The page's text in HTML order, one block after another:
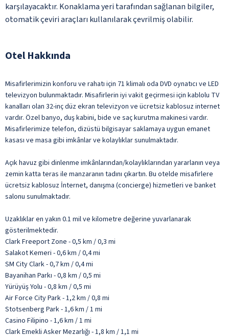
karşılayacaktır. Konaklama yeri tarafından sağlanan bilgiler,
otomatik çeviri araçları kullanılarak çevrilmiş olabilir.
Otel Hakkında
Misafirlerimizin konforu ve rahatı için 71 klimalı oda DVD oynatıcı ve LED
televizyon bulunmaktadır. Misafirlerin iyi vakit geçirmesi için kablolu TV
kanalları olan 32-inç düz ekran televizyon ve ücretsiz kablosuz internet
vardır. Özel banyo, duş kabini, bide ve saç kurutma makinesi vardır.
Misafirlerimize telefon, dizüstü bilgisayar saklamaya uygun emanet
kasası ve masa gibi imkânlar ve kolaylıklar sunulmaktadır.
Açık havuz gibi dinlenme imkânlarından/kolaylıklarından yararlanın veya
zemin katta teras ile manzaranın tadını çıkartın. Bu otelde misafirlere
ücretsiz kablosuz İnternet, danışma (concierge) hizmetleri ve banket
salonu sunulmaktadır.
Uzaklıklar en yakın 0.1 mil ve kilometre değerine yuvarlanarak
gösterilmektedir.
Clark Freeport Zone - 0,5 km / 0,3 mi
Salakot Kemeri - 0,6 km / 0,4 mi
SM City Clark - 0,7 km / 0,4 mi
Bayanihan Parkı - 0,8 km / 0,5 mi
Yürüyüş Yolu - 0,8 km / 0,5 mi
Air Force City Park - 1,2 km / 0,8 mi
Stotsenberg Park - 1,6 km / 1 mi
Casino Filipino - 1,6 km / 1 mi
Clark Emekli Asker Mezarlığı - 1,8 km / 1,1 mi